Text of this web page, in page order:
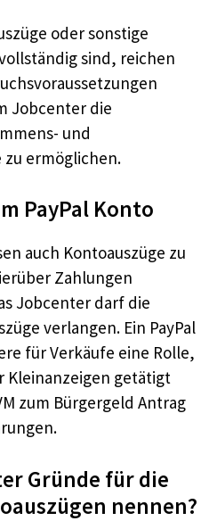
oder sonstige
sind, reichen
Jobcenter die
und
ermöglichen.
PayPal Konto
auch Kontoauszüge zu
Zahlungen
Jobcenter darf die
verlangen. Ein PayPal
für Verkäufe eine Rolle,
Kleinanzeigen getätigt
zum Bürgergeld Antrag
Gründe für die
nennen?